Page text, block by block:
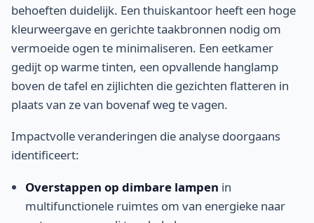
behoeften duidelijk. Een thuiskantoor heeft een hoge
kleurweergave en gerichte taakbronnen nodig om
vermoeide ogen te minimaliseren. Een eetkamer
gedijt op warme tinten, een opvallende hanglamp
boven de tafel en zijlichten die gezichten flatteren in
plaats van ze van bovenaf weg te vagen.
Impactvolle veranderingen die analyse doorgaans
identificeert:
Overstappen op dimbare lampen in
multifunctionele ruimtes om van energieke naar